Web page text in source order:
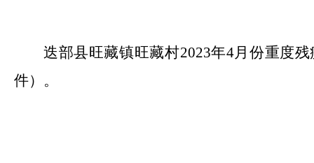
迭部县旺藏镇旺藏村2023年4月份重度
件）。